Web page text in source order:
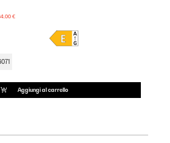
€
Aggiungi al carrello